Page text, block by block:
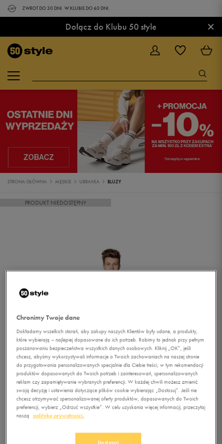
ZWROT DO 30 DNI. W KLUBIE DO 60 DNI.
Dołącz do Klubu 50 style ×
STRONA GŁÓWNA MĘSKIE UBRANIA BLUZY
PRODUKT NIEDOSTĘPNY
1/2
Chronimy Twoje dane
Dokładamy wszelkich starań, aby zakupy naszych Klientów były udane, a produkty,
które wybierają – najlepiej dopasowane do ich potrzeb. Robimy to jednak przy pełnym
poszanowaniu bezpieczeństwa wszystkich danych osobowych. Kliknij „OK”, jeśli
chcesz, abyśmy wykorzystywali informacje o Twoich zachowaniach na naszej stronie
do przygotowania personalizowanych specjalnie dla Ciebie treści, w tym rekomendacji
produktów dopasowanych do Twoich potrzeb i zainteresowań, spersonalizowanych
reklam czy zapamiętywanie wybranych preferencji. W każdej chwili możesz zmienić
swoją decyzję i ustawienia dotyczące plików cookie wybierając „Dostosuj”. Jeśli nie
chcesz otrzymywać spersonalizowanej oferty produktów, dopasowanych do Twoich
preferencji, wybierz „Odrzuć wszystkie”. W celu uzyskania więcej informacji, przeczytaj
naszą
politykę prywatności.
Dostosuj